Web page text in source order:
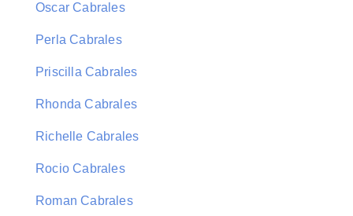
Oscar Cabrales
Perla Cabrales
Priscilla Cabrales
Rhonda Cabrales
Richelle Cabrales
Rocio Cabrales
Roman Cabrales